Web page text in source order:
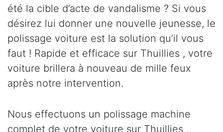
été la cible d’acte de vandalisme ? Si vous
désirez lui donner une nouvelle jeunesse, le
polissage voiture est la solution qu’il vous
faut ! Rapide et efficace sur Thuillies , votre
voiture brillera à nouveau de mille feux
après notre intervention.
Nous effectuons un polissage machine
complet de votre voiture sur Thuillies .